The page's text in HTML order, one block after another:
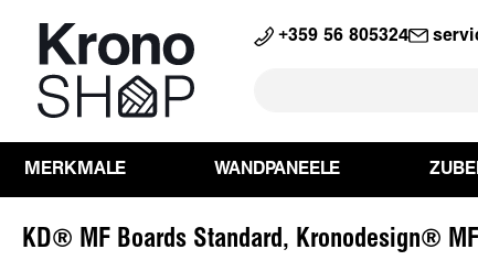
Zur Hauptnavigation springen
+359 56 805324
MERKMALE WANDPANEELE
KD® MF Boards Standard, Kronodesign®